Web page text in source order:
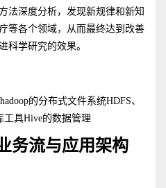
法深度分析，发现新规律和新知
等各个领域，从而最终达到改善
科学研究的效果。
的分布式文件系统HDFS、
工具Hive的数据管理
务流与应用架构